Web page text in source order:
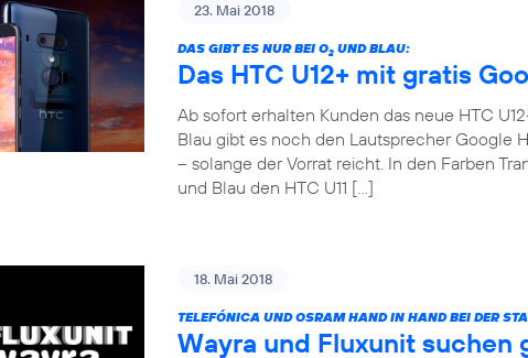
23. Mai 2018
DAS GIBT ES NUR BEI O2 UND BLAU:
Das HTC U12+ mit gratis
Ab sofort erhalten Kunden das neue HTC
Blau gibt es noch den Lautsprecher Google
– solange der Vorrat reicht. In den Farben
und Blau den HTC U11 […]
18. Mai 2018
TELEFÓNICA UND OSRAM HAND IN HAND BEI DER
Wayra und Fluxunit suchen